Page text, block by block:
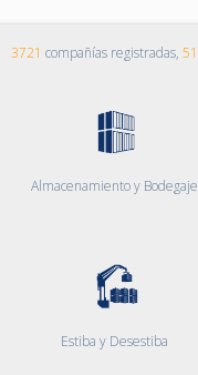
3721 compañías registradas, 51
Almacenamiento y Bodegaje
Estiba y Desestiba